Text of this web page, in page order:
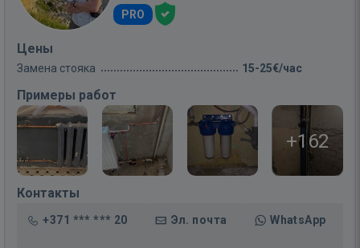
PRO
Цены
Замена стояка 15-25€/час
Примеры работ
+162
Контакты
+371 *** *** 20 Эл. почта WhatsApp